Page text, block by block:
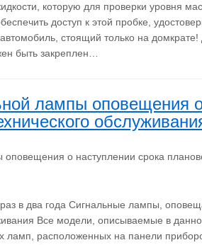
которую для проверки уровня
доступ к этой пробке,
стоящий только на
быть закреплен…
лампы оповещения
в два года Сигнальные лампы,
Все модели, описываемые в
ламп, расположенных на панели